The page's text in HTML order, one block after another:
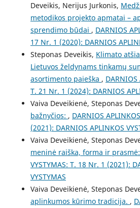
Deveikis, Nerijus Jurkonis,
metodikos projekto apmatai –
sprendimo būdai , DARNIOS
17 Nr. 1 (2020): DARNIOS
Steponas Deveikis, Klimato
Lietuvos želdynams tinkamų
asortimento paieška , DARNIOS
T. 21 Nr. 1 (2024): DARNIOS
Vaiva Deveikienė, Steponas
bažnyčios: , DARNIOS
(2021): DARNIOS APLINKOS
Vaiva Deveikienė, Steponas
meninė raiška, forma ir prasmė:
VYSTYMAS: T. 18 Nr. 1 (2021):
VYSTYMAS
Vaiva Deveikienė, Steponas
aplinkumos kūrimo tradicija. ,